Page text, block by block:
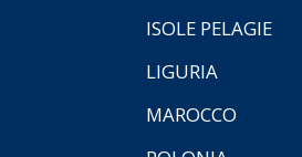
ISOLE PELAGIE
LIGURIA
MAROCCO